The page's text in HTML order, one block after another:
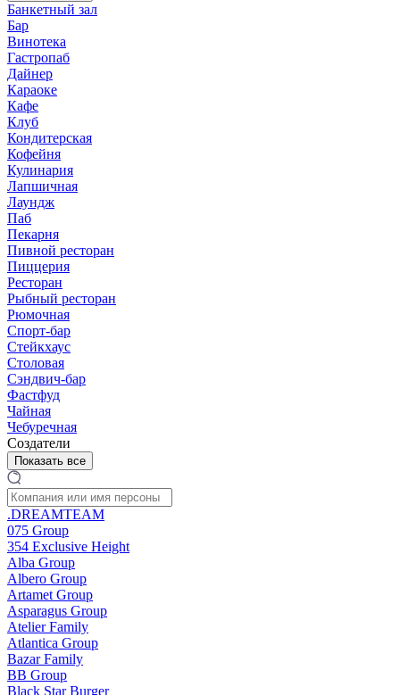
Банкетный зал
Бар
Винотека
Гастропаб
Дайнер
Караоке
Кафе
Клуб
Кондитерская
Кофейня
Кулинария
Лапшичная
Лаундж
Паб
Пекарня
Пивной ресторан
Пиццерия
Ресторан
Рыбный ресторан
Рюмочная
Спорт-бар
Стейкхаус
Столовая
Сэндвич-бар
Фастфуд
Чайная
Чебуречная
Создатели
Показать все
.DREAMTEAM
075 Group
354 Exclusive Height
Alba Group
Albero Group
Artamet Group
Asparagus Group
Atelier Family
Atlantica Group
Bazar Family
BB Group
Black Star Burger